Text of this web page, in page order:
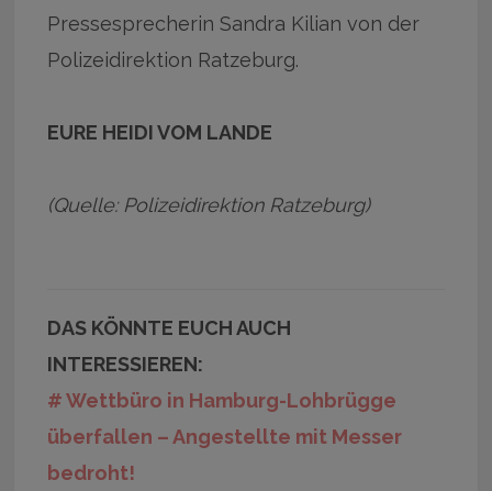
Pressesprecherin Sandra Kilian von der
Polizeidirektion Ratzeburg.
EURE HEIDI VOM LANDE
(Quelle: Polizeidirektion Ratzeburg)
DAS KÖNNTE EUCH AUCH
INTERESSIEREN:
# Wettbüro in Hamburg-Lohbrügge
überfallen – Angestellte mit Messer
bedroht!